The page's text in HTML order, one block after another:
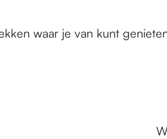
waar je van kunt